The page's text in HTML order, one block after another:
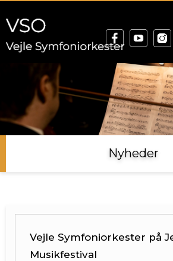
Nyheder
Vejle Symfoniorkester på
Musikfestival